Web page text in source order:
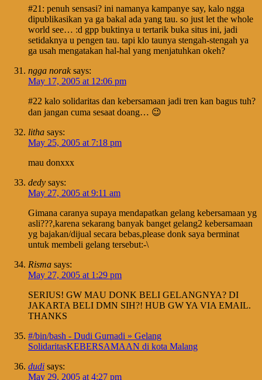
#21: penuh sensasi? ini namanya kampanye say, kalo ngga
dipublikasikan ya ga bakal ada yang tau. so just let the whole
world see… :d gpp buktinya u tertarik buka situs ini, jadi
setidaknya u pengen tau. tapi klo taunya stengah-stengah ya
ga usah mengatakan hal-hal yang menjatuhkan okeh?
ngga norak says:
May 17, 2005 at 12:06 pm
#22 kalo solidaritas dan kebersamaan jadi tren kan bagus tuh?
dan jangan cuma sesaat doang… 😉
litha says:
May 25, 2005 at 7:18 pm
mau donxxx
dedy says:
May 27, 2005 at 9:11 am
Gimana caranya supaya mendapatkan gelang kebersamaan yg
asli???,karena sekarang banyak banget gelang2 kebersamaan
yg bajakan/dijual secara bebas,please donk saya berminat
untuk membeli gelang tersebut:-\
Risma says:
May 27, 2005 at 1:29 pm
SERIUS! GW MAU DONK BELI GELANGNYA? DI
JAKARTA BELI DMN SIH?! HUB GW YA VIA EMAIL.
THANKS
#/bin/bash - Dudi Gurnadi » Gelang
SolidaritasKEBERSAMAAN di kota Malang
dudi says:
May 29, 2005 at 4:27 pm